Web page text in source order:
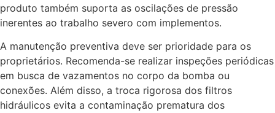
produto também suporta as oscilações de pressão
inerentes ao trabalho severo com implementos.
A manutenção preventiva deve ser prioridade para os
proprietários. Recomenda-se realizar inspeções periódicas
em busca de vazamentos no corpo da bomba ou
conexões. Além disso, a troca rigorosa dos filtros
hidráulicos evita a contaminação prematura dos